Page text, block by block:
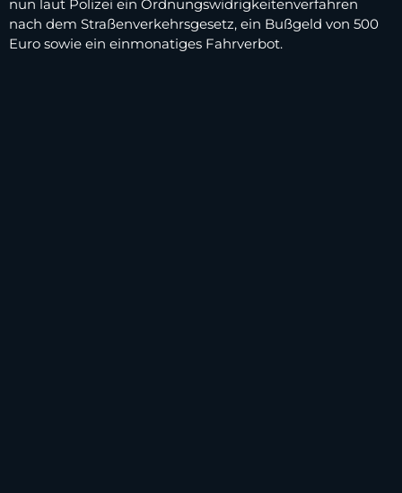
nun laut Polizei ein Ordnungswidrigkeitenverfahren
nach dem Straßenverkehrsgesetz, ein Bußgeld von 500
Euro sowie ein einmonatiges Fahrverbot.